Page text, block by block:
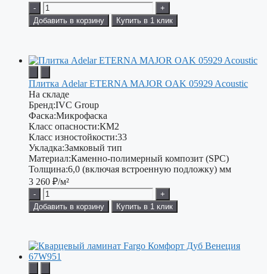
-
+
Добавить в корзину
Купить в 1 клик
Плитка Adelar ETERNA MAJOR OAK 05929 Acoustic
На складе
Бренд:IVC Group
Фаска:Микрофаска
Класс опасности:КМ2
Класс изностойкости:33
Укладка:Замковый тип
Материал:Каменно-полимерный композит (SPC)
Толщина:6,0 (включая встроенную подложку) мм
3 260 ₽/м²
-
+
Добавить в корзину
Купить в 1 клик